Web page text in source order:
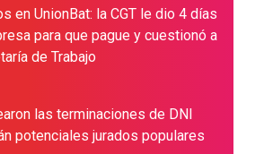
en UnionBat: la CGT le dio 4 días
para que pague y cuestionó a
de Trabajo
las terminaciones de DNI
potenciales jurados populares